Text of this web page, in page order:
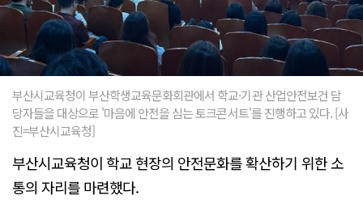
부산시교육청이 부산학생교육문화회관에서 학교·기관 산업안전보건 담
당자들을 대상으로 '마음에 안전을 심는 토크콘서트'를 진행하고 있다. [사
진=부산시교육청]
부산시교육청이 학교 현장의 안전문화를 확산하기 위한 소
통의 자리를 마련했다.